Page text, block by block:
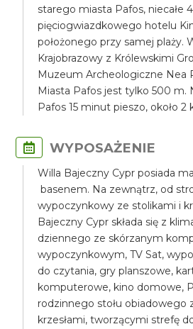
starego miasta Pafos, niecałe
pięciogwiazdkowego hotelu
położonego przy samej plaży.
Krajobrazowy z Królewskimi
Muzeum Archeologiczne Nea
Miasta Pafos jest tylko 500 m.
Pafos 15 minut pieszo, około
WYPOSAŻENIE
Willa Bajeczny Cypr posiada
basenem. Na zewnątrz, od
wypoczynkowy ze stolikami i
Bajeczny Cypr składa się z
dziennego ze skórzanym
wypoczynkowym, TV Sat,
do czytania, gry planszowe,
komputerowe, kino domowe,
rodzinnego stołu obiadowego
krzesłami, tworzącymi strefę